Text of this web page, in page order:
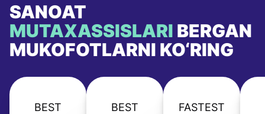
SANOAT
MUTAXASSISLARI BERGAN
MUKOFOTLARNI KO‘RING
BEST BEST
FASTEST